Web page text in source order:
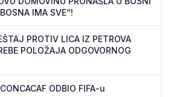
IMA SVE“!
PROTIV LICA IZ PETROVA
POLOŽAJA ODGOVORNOG
ODBIO FIFA-u